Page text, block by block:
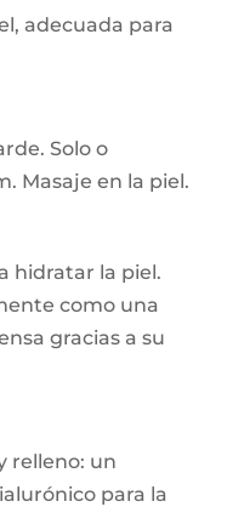
adecuada para
Solo o
Masaje en la piel.
hidratar la piel.
como una
gracias a su
relleno: un
para la